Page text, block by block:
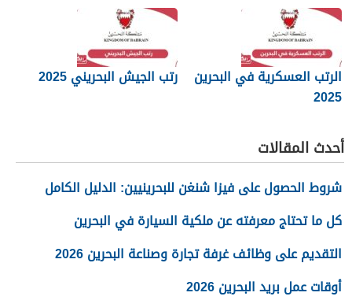
الرتب العسكرية في البحرين
2025
رتب الجيش البحريني 2025
أحدث المقالات
شروط الحصول على فيزا شنغن للبحرينيين: الدليل الكامل
كل ما تحتاج معرفته عن ملكية السيارة في البحرين
التقديم على وظائف غرفة تجارة وصناعة البحرين 2026
أوقات عمل بريد البحرين 2026